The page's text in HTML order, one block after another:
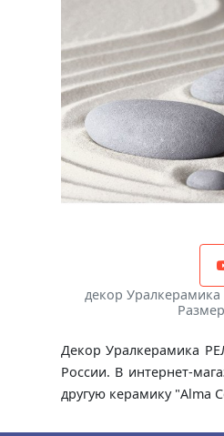
декор
Декор Уралкерамика
России. В интернет-
другую керамику "Alma